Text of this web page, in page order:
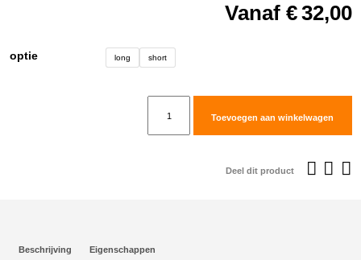
Vanaf €32,00
optie long short
Toevoegen aan winkelwagen
Deel dit product
Beschrijving Eigenschappen